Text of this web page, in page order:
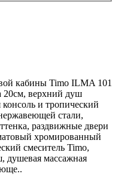
кабины Timo ILMA 101
20см, верхний душ
и тропический
стали,
раздвижные двери
хромированный
смеситель Timo,
душевая массажная